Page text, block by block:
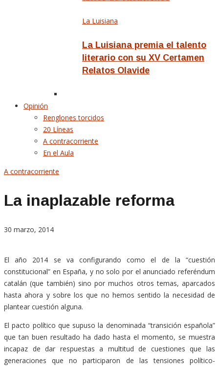
La Luisiana
La Luisiana premia el talento
literario con su XV Certamen
Relatos Olavide
Opinión
Renglones torcidos
20 Líneas
A contracorriente
En el Aula
A contracorriente
La inaplazable reforma
30 marzo, 2014
El año 2014 se va configurando como el de la “cuestión
constitucional” en España, y no solo por el anunciado referéndum
catalán (que también) sino por muchos otros temas, aparcados
hasta ahora y sobre los que no hemos sentido la necesidad de
plantear cuestión alguna.
El pacto político que supuso la denominada “transición española”
que tan buen resultado ha dado hasta el momento, se muestra
incapaz de dar respuestas a multitud de cuestiones que las
generaciones que no participaron de las tensiones político-